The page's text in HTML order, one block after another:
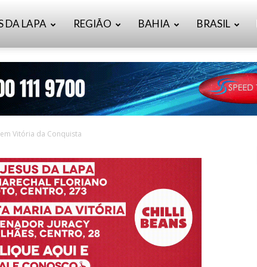
DA LAPA REGIÃO BAHIA BRASIL
Vitória da Conquista